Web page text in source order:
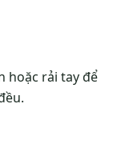
hoặc rải tay để